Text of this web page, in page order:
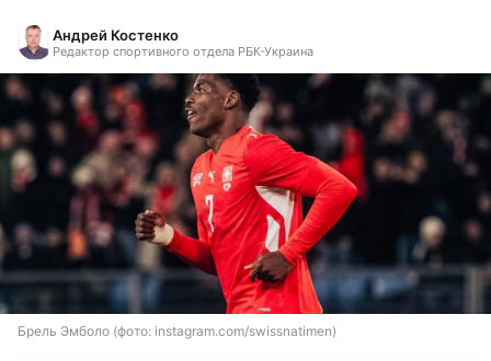
Андрей Костенко
Редактор спортивного отдела РБК-Украина
Брель Эмболо (фото: instagram.com/swissnatimen)